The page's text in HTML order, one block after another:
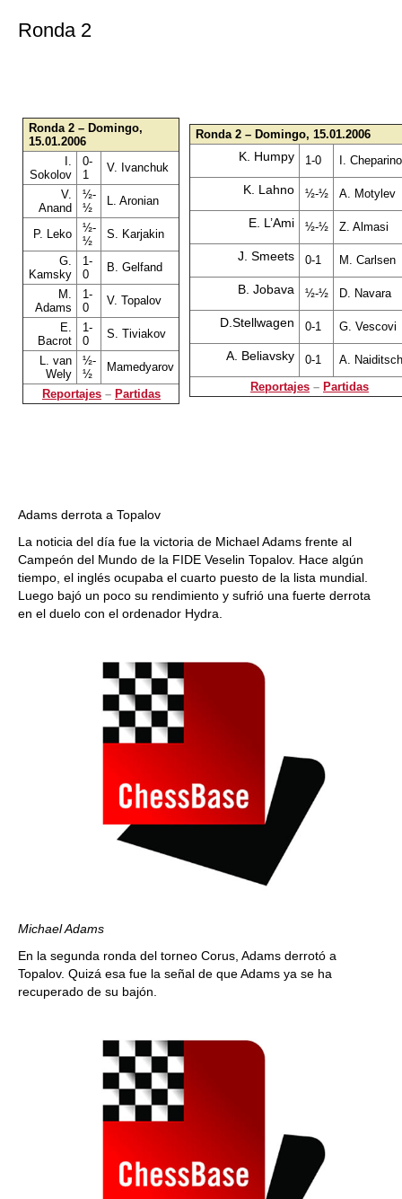
Ronda 2
Ronda 2 – Domingo,
15.01.2006
I.
Sokolov
0-
1
V. Ivanchuk
V.
Anand
½-
½
L. Aronian
P. Leko
½-
½
S. Karjakin
G.
Kamsky
1-
0
B. Gelfand
M.
Adams
1-
0
V. Topalov
E.
Bacrot
1-
0
S. Tiviakov
L. van
Wely
½-
½
Mamedyarov
Reportajes– Partidas
Ronda 2 – Domingo, 15.01.2006
K. Humpy 1-0 I.
K. Lahno ½-½ A. Motylev
E. L’Ami ½-½ Z. Almasi
J. Smeets 0-1 M. Carlsen
B. Jobava ½-½ D. Navara
D.Stellwagen 0-1 G. Vescovi
A. Beliavsky 0-1
A. Naiditsch
Reportajes– Partidas
Adams derrota a Topalov
La noticia del día fue la victoria de Michael Adams frente al
Campeón del Mundo de la FIDE Veselin Topalov. Hace algún
tiempo, el inglés ocupaba el cuarto puesto de la lista mundial.
Luego bajó un poco su rendimiento y sufrió una fuerte derrota
en el duelo con el ordenador Hydra.
Michael Adams
En la segunda ronda del torneo Corus, Adams derrotó a
Topalov. Quizá esa fue la señal de que Adams ya se ha
recuperado de su bajón.